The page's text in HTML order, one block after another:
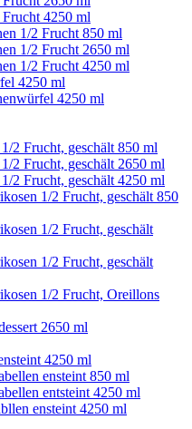
4250 ml
1/2 Frucht 850 ml
1/2 Frucht 2650 ml
1/2 Frucht 4250 ml
4250 ml
4250 ml
2 Frucht, geschält 850 ml
2 Frucht, geschält 2650 ml
2 Frucht, geschält 4250 ml
1/2 Frucht, geschält 850
1/2 Frucht, geschält
1/2 Frucht, geschält
1/2 Frucht, Oreillons
2650 ml
4250 ml
ensteint 850 ml
entsteint 4250 ml
ensteint 4250 ml